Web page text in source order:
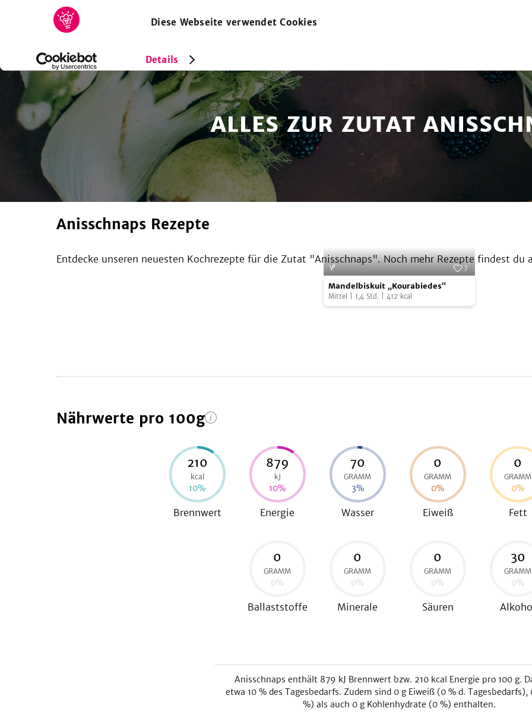
Diese Webseite verwendet Cookies
Details
REZEPTE SAMMLUNGEN MAGAZIN
ALLES ZUR ZUTAT
Anisschnaps Rezepte
Entdecke unseren neuesten Kochrezepte für die Zutat "Anisschnaps". Noch mehr Rezepte findest du
Mandelbiskuit
„Kourabiedes“
Foto:
7
Mandelbiskuit „Kourabiedes“
Mittel 1,4 Std. 412 kcal
Nährwerte pro 100g
210
kcal
10%
Brennwert
879
kJ
10%
Energie
70
GRAMM
3%
Wasser
0
GRAMM
0%
Eiweiß
0
GRAMM
0%
Fett
0
GRAMM
0%
Ballaststoffe
0
GRAMM
0%
Minerale
0
GRAMM
0%
Säuren
30
GRAMM
0%
Alkohol
Anisschnaps enthält 879 kJ Brennwert bzw. 210 kcal Energie pro 100 g.
etwa 10 % des Tagesbedarfs. Zudem sind 0 g Eiweiß (0 % d. Tagesbedarfs),
%) als auch 0g Kohlenhydrate (0%) enthalten.